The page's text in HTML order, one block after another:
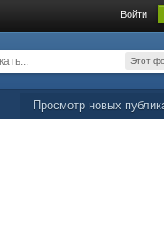
Войти
Этот
Просмотр новых